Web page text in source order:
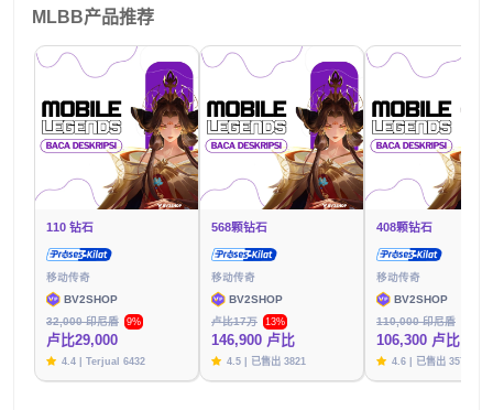
MLBB产品推荐
110 钻石
移动传奇
BV2SHOP
32,000 印尼盾
9%
卢比29,000
4.4 | Terjual 6432
568颗钻石
移动传奇
BV2SHOP
卢比17万
13%
146,900 卢比
4.5 | 已售出 3821
408颗钻石
移动传奇
BV2SHOP
110,000 印尼盾
106,300 卢比
4.6 | 已售出 3576